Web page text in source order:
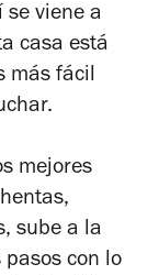
se viene a
casa está
más fácil
mejores
sube a la
con lo